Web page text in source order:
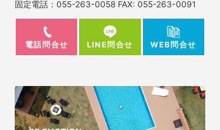
固定電話： 055-263-0058 FAX: 055-263-0091
電話問合せ LINE問合せ WEB問合せ